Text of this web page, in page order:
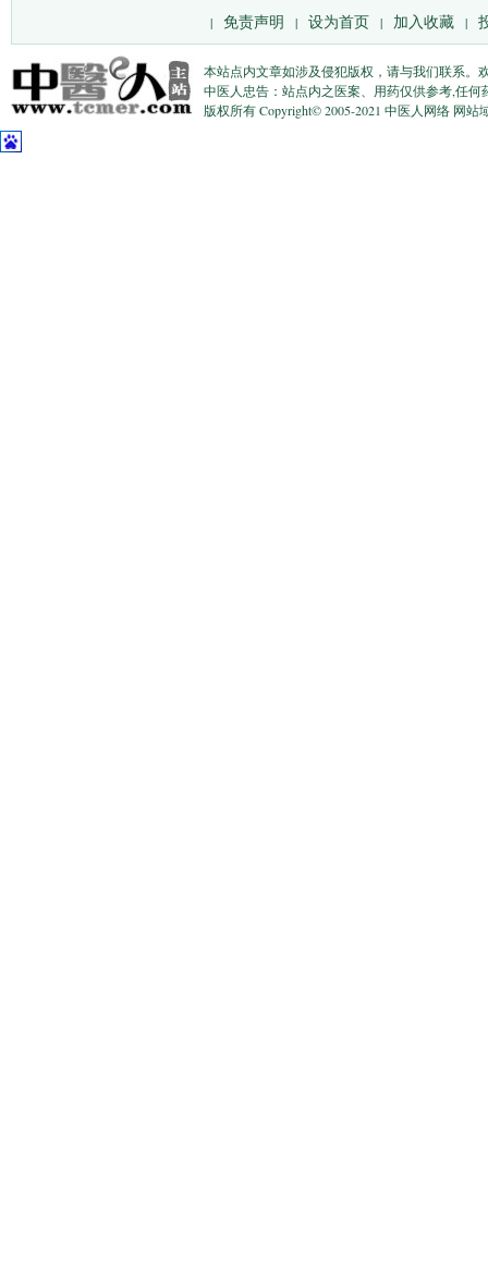
| 免责声明 | 设为首页 | 加入收藏 |
本站点内文章如涉及侵犯版权，请与我们联系。
中医人忠告：站点内之医案、用药仅供参考,任
版权所有 Copyright© 2005-2021 中医人网络 网站